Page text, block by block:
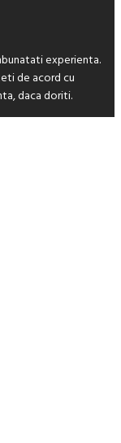
experienta.
de acord cu
daca doriti.